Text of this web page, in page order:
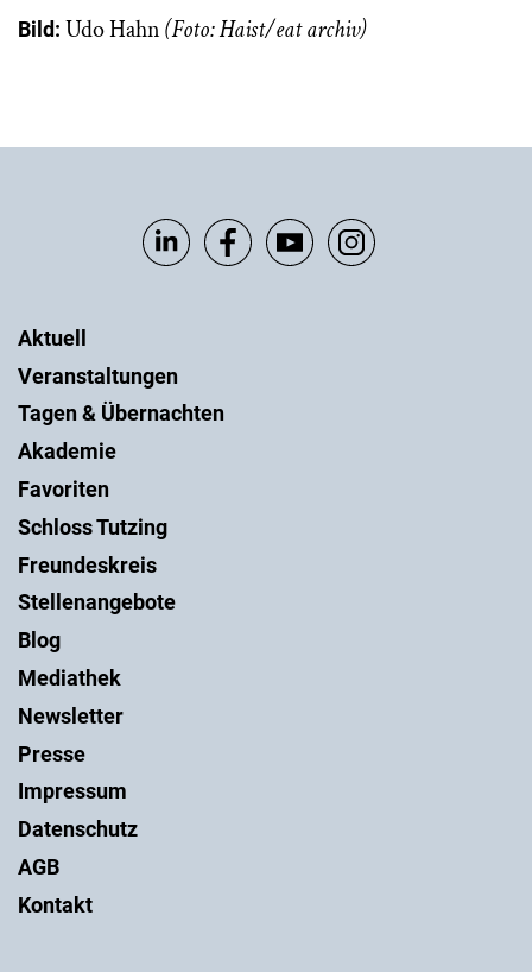
Bild: Udo Hahn(Foto: Haist/eat archiv)
Aktuell
Veranstaltungen
Tagen & Übernachten
Akademie
Favoriten
Schloss Tutzing
Freundeskreis
Stellenangebote
Blog
Mediathek
Newsletter
Presse
Impressum
Datenschutz
AGB
Kontakt